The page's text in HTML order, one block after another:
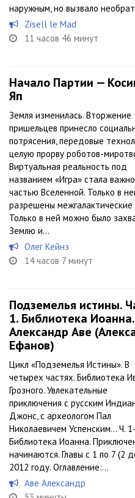
наружным, но вызвало
Zisell le Mad
11 часов 46 минут
Начало Партии —
Яп
Земля изменилась. Вторжение
пришельцев принесло
потрясения, передовые
целую прорву роботов-
Виртуальная реальность под
названием «Игра» стала
частью Вселенной. Только в
разрешены межгалактические
Только в ней можно было
Землю и...
Олег Кейнз
14 часов 7 минут
Подземелья истины.
1. Библиотека
Александр Аве
Ефанов)
Цикл «Подземелья Истины». В
четырех частях. Библиотека
Грозного. Увлекательные
приключения с русским
Джонс, с археологом Пал
Николаевичем Успенским… Ч.
Библиотека Иоанна.
начинаются. Главы с 1 по 7 (2
2012 году. Оглавление:...
Аве Александр